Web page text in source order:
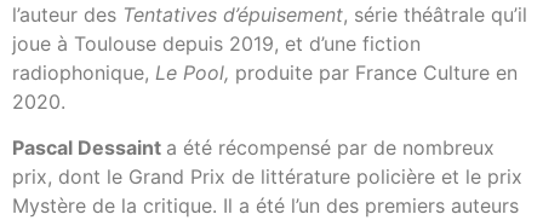
l’auteur des Tentatives d’épuisement, série théâtrale qu’il
joue à Toulouse depuis 2019, et d’une fiction
radiophonique, Le Pool, produite par France Culture en
2020.
Pascal Dessaint a été récompensé par de nombreux
prix, dont le Grand Prix de littérature policière et le prix
Mystère de la critique. Il a été l’un des premiers auteurs